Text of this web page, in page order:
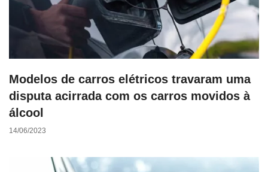
Modelos de carros elétricos travaram uma
disputa acirrada com os carros movidos à
álcool
14/06/2023